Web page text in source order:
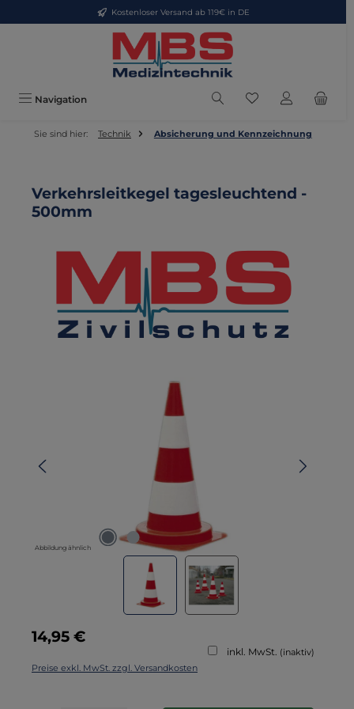
Zum Hauptinhalt springenKostenloser Versand ab 119€ in DE
Navigation Du hast 0
Sie sind hier: Technik Absicherung und Kennzeichnung
Verkehrsleitkegel tagesleuchtend -
500mm
Abbildung ähnlich
Regulärer Preis:
14,95 €
inkl. MwSt. (inaktiv)
Preise exkl. MwSt. zzgl. Versandkosten